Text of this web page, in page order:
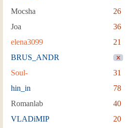
Mocsha
26
Joa
36
elena3099
21
BRUS_ANDR
Soul-
31
hin_in
78
Romanlab
40
VLADiMIP
20